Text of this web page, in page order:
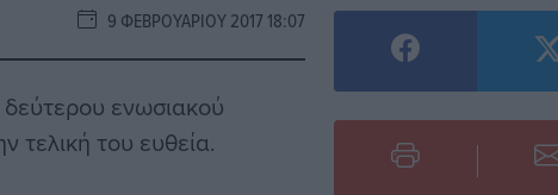
9 ΦΕΒΡΟΥΑΡΊΟΥ 2017 18:07
ενωσιακού
τελική του ευθεία.